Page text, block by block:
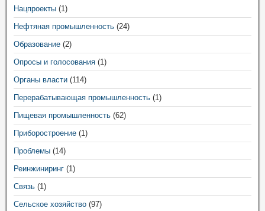
Нацпроекты (1)
Нефтяная промышленность (24)
Образование (2)
Опросы и голосования (1)
Органы власти (114)
Перерабатывающая промышленность (1)
Пищевая промышленность (62)
Приборостроение (1)
Проблемы (14)
Реинжиниринг (1)
Связь (1)
Сельское хозяйство (97)